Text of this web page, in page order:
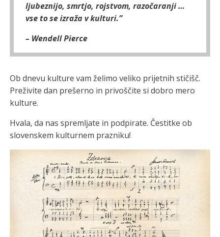
ljubeznijo, smrtjo, rojstvom, razočaranji …
vse to se izraža v kulturi.”
– Wendell Pierce
Ob dnevu kulture vam želimo veliko prijetnih stičišč.
Preživite dan prešerno in privoščite si dobro mero
kulture.
Hvala, da nas spremljate in podpirate. Čestitke ob
slovenskem kulturnem prazniku!